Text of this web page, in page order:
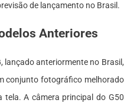
de lançamento no Brasil.
Anteriores
, lançado anteriormente no Brasil,
conjunto fotográfico melhorado
A câmera principal do G50